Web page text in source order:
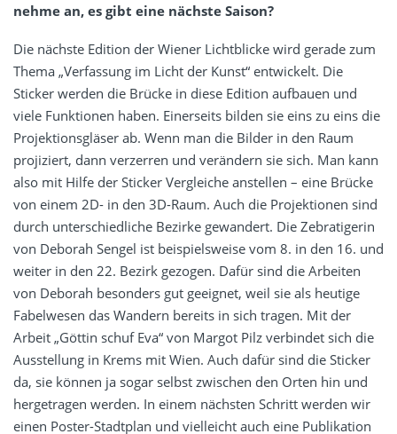
nehme an, es gibt eine nächste Saison?
Die nächste Edition der Wiener Lichtblicke wird gerade zum
Thema „Verfassung im Licht der Kunst“ entwickelt. Die
Sticker werden die Brücke in diese Edition aufbauen und
viele Funktionen haben. Einerseits bilden sie eins zu eins die
Projektionsgläser ab. Wenn man die Bilder in den Raum
projiziert, dann verzerren und verändern sie sich. Man kann
also mit Hilfe der Sticker Vergleiche anstellen – eine Brücke
von einem 2D- in den 3D-Raum. Auch die Projektionen sind
durch unterschiedliche Bezirke gewandert. Die Zebratigerin
von Deborah Sengel ist beispielsweise vom 8. in den 16. und
weiter in den 22. Bezirk gezogen. Dafür sind die Arbeiten
von Deborah besonders gut geeignet, weil sie als heutige
Fabelwesen das Wandern bereits in sich tragen. Mit der
Arbeit „Göttin schuf Eva“ von Margot Pilz verbindet sich die
Ausstellung in Krems mit Wien. Auch dafür sind die Sticker
da, sie können ja sogar selbst zwischen den Orten hin und
hergetragen werden. In einem nächsten Schritt werden wir
einen Poster-Stadtplan und vielleicht auch eine Publikation